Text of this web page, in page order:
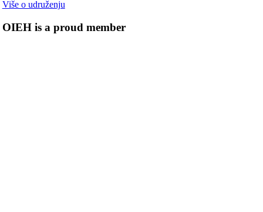
Više o udruženju
OIEH is a proud member